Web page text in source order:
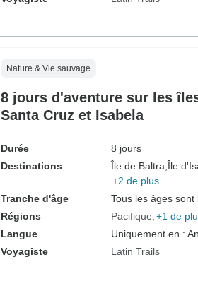
Nature & Vie sauvage
8 jours d'aventure sur les
Santa Cruz et Isabela
Durée
8 jours
Destinations
Île de Baltra, Île
+2 de plus
Tranche d'âge
Tous les âges sont
Régions
Pacifique +1 de
Langue
Uniquement en :
Voyagiste
Latin Trails